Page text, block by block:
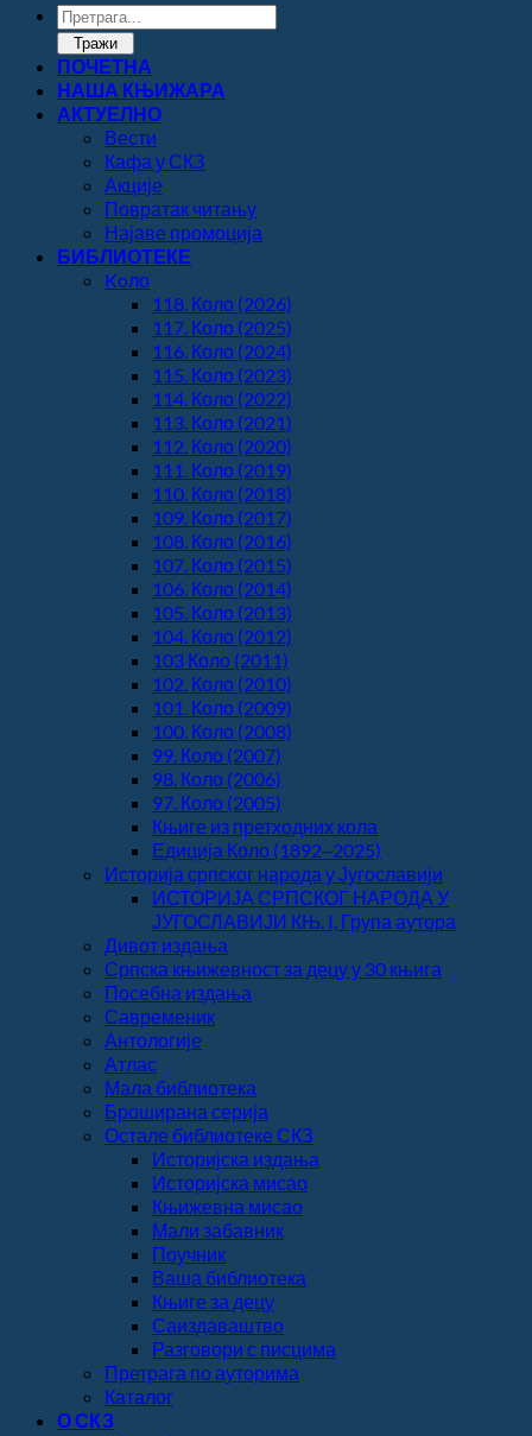
Products
search
Тражи
ПОЧЕТНА
НАША КЊИЖАРА
АКТУЕЛНО
Вести
Кафа у СКЗ
Акције
Повратак читању
Најаве промоција
БИБЛИОТЕКЕ
Koло
118. Коло (2026)
117. Коло (2025)
116. Коло (2024)
115. Коло (2023)
114. Коло (2022)
113. Коло (2021)
112. Коло (2020)
111. Коло (2019)
110. Коло (2018)
109. Коло (2017)
108. Коло (2016)
107. Коло (2015)
106. Коло (2014)
105. Коло (2013)
104. Коло (2012)
103 Коло (2011)
102. Коло (2010)
101. Коло (2009)
100. Коло (2008)
99. Коло (2007)
98. Коло (2006)
97. Коло (2005)
Књиге из претходних кола
Едиција Коло (1892‒2025)
Историја српског народа у Југославији
ИСТОРИЈА СРПСКОГ НАРОДА У
ЈУГОСЛАВИЈИ КЊ. I, Група аутора
Дивот издања
Српска књижевност за децу у 30 књига
Посебна издања
Савременик
Антологије
Атлас
Мала библиотека
Броширана серија
Остале библиотеке СКЗ
Историјска издања
Историјска мисао
Књижевна мисао
Мали забавник
Поучник
Ваша библиотека
Књиге за децу
Саиздаваштво
Разговори с писцима
Претрага по ауторима
Каталог
О СКЗ